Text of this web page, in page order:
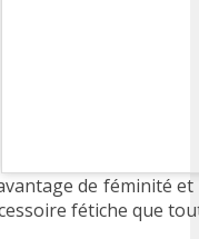
de féminité
fétiche que